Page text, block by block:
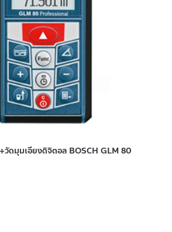
+วัดมุมเอียงดิจิตอล BOSCH GLM 80